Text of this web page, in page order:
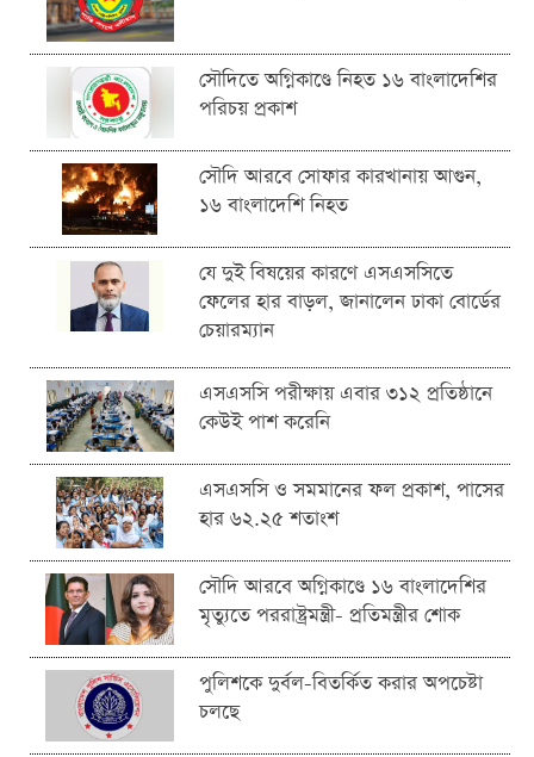
সৌদিতে অগ্নিকাণ্ডে নিহত ১৬ বাংলাদেশির
পরিচয় প্রকাশ
সৌদি আরবে সোফার কারখানায় আগুন,
১৬ বাংলাদেশি নিহত
যে দুই বিষয়ের কারণে এসএসসিতে
ফেলের হার বাড়ল, জানালেন ঢাকা বোর্ডের
চেয়ারম্যান
এসএসসি পরীক্ষায় এবার ৩১২ প্রতিষ্ঠানে
কেউই পাশ করেনি
এসএসসি ও সমমানের ফল প্রকাশ, পাসের
হার ৬২.২৫ শতাংশ
সৌদি আরবে অগ্নিকাণ্ডে ১৬ বাংলাদেশির
মৃত্যুতে পররাষ্ট্রমন্ত্রী- প্রতিমন্ত্রীর শোক
পুলিশকে দুর্বল-বিতর্কিত করার অপচেষ্টা
চলছে